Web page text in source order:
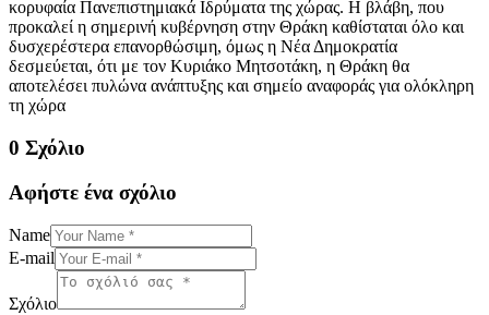
κορυφαία Πανεπιστημιακά Ιδρύματα της χώρας. Η βλάβη, που
προκαλεί η σημερινή κυβέρνηση στην Θράκη καθίσταται όλο και
δυσχερέστερα επανορθώσιμη, όμως η Νέα Δημοκρατία
δεσμεύεται, ότι με τον Κυριάκο Μητσοτάκη, η Θράκη θα
αποτελέσει πυλώνα ανάπτυξης και σημείο αναφοράς για ολόκληρη
τη χώρα
0 Σχόλιο
Αφήστε ένα σχόλιο
Name
E-mail
Σχόλιο